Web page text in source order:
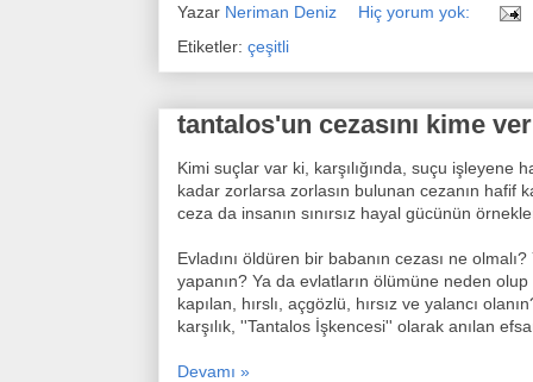
Yazar Neriman Deniz
Hiç yorum yok:
Etiketler: çeşitli
tantalos'un cezasını kime
Kimi suçlar var ki, karşılığında, suçu işleyene
kadar zorlarsa zorlasın bulunan cezanın hafif
ceza da insanın sınırsız hayal gücünün
Evladını öldüren bir babanın cezası ne
yapanın? Ya da evlatların ölümüne neden
kapılan, hırslı, açgözlü, hırsız ve yalancı
karşılık, ''Tantalos İşkencesi'' olarak anılan
Devamı »